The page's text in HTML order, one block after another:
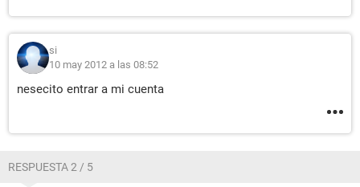
si
10 may 2012 a las 08:52
nesecito entrar a mi cuenta
RESPUESTA 2 / 5